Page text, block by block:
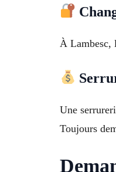
À Lambesc,
Une
Toujours